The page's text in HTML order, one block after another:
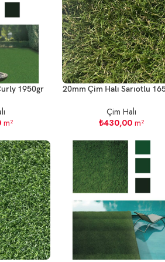
1950gr
m²
20mm Çim Halı Sarıotlu
Çim Halı
₺430,00m²